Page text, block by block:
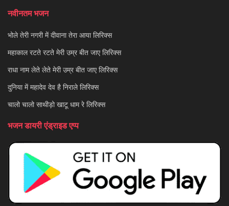
नवीनतम भजन
भोले तेरी नगरी में दीवाना तेरा आया लिरिक्स
महाकाल रटते रटते मेरी उम्र बीत जाए लिरिक्स
राधा नाम लेते लेते मेरी उम्र बीत जाए लिरिक्स
दुनिया में महादेव देव है निराले लिरिक्स
चालो चालो साथीड़ो खाटू धाम रे लिरिक्स
भजन डायरी एंड्राइड एप्प